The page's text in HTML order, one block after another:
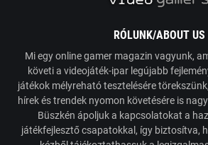
RÓLUNK/ABOUT US
Mi egy online gamer magazin vagyunk,
követi a videojáték-ipar legújabb
játékok mélyreható tesztelésére
hírek és trendek nyomon követésére is
Büszkén ápoljuk a kapcsolatokat a
játékfejlesztő csapatokkal, így biztosítva,